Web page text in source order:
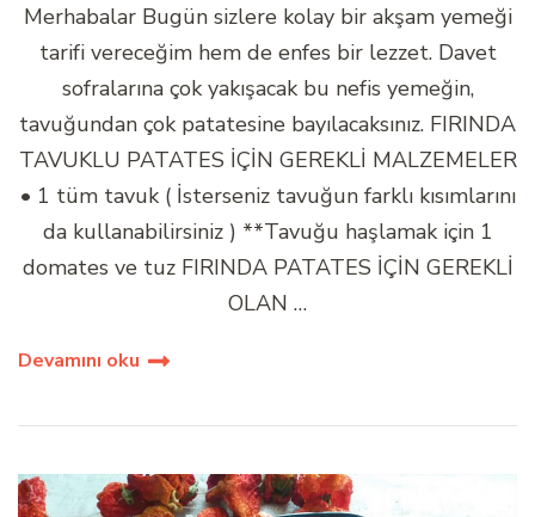
Merhabalar Bugün sizlere kolay bir akşam yemeği
tarifi vereceğim hem de enfes bir lezzet. Davet
sofralarına çok yakışacak bu nefis yemeğin,
tavuğundan çok patatesine bayılacaksınız. FIRINDA
TAVUKLU PATATES İÇİN GEREKLİ MALZEMELER
• 1 tüm tavuk ( İsterseniz tavuğun farklı kısımlarını
da kullanabilirsiniz ) **Tavuğu haşlamak için 1
domates ve tuz FIRINDA PATATES İÇİN GEREKLİ
OLAN …
Devamını oku